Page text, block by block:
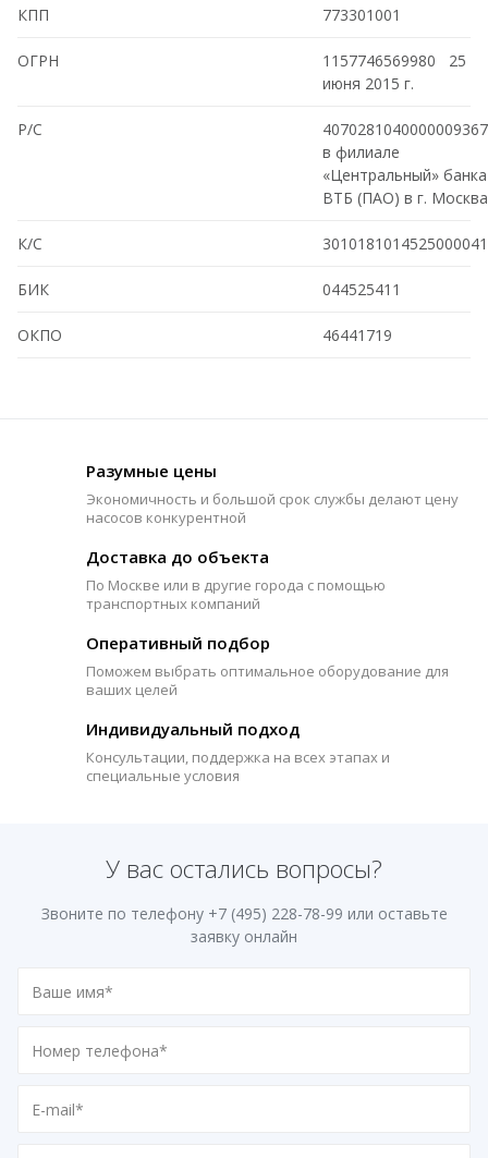
КПП 773301001
ОГРН
1157746569980 25
июня 2015 г.
Р/С
в филиале
«Центральный» банка
ВТБ (ПАО) в г. Москва
К/С
БИК 044525411
ОКПО 46441719
Разумные цены
Экономичность и большой срок службы делают цену
насосов конкурентной
Доставка до объекта
По Москве или в другие города с помощью
транспортных компаний
Оперативный подбор
Поможем выбрать оптимальное оборудование для
ваших целей
Индивидуальный подход
Консультации, поддержка на всех этапах и
специальные условия
У вас остались вопросы?
Звоните по телефону +7 (495) 228-78-99 или оставьте
заявку онлайн